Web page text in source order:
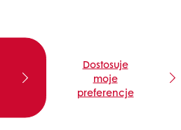
Mini serniczki
Dostosuje
moje
preferencje